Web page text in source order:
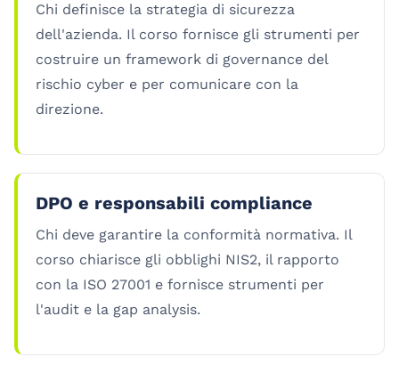
Chi definisce la strategia di sicurezza
dell'azienda. Il corso fornisce gli strumenti per
costruire un framework di governance del
rischio cyber e per comunicare con la
direzione.
DPO e responsabili compliance
Chi deve garantire la conformità normativa. Il
corso chiarisce gli obblighi NIS2, il rapporto
con la ISO 27001 e fornisce strumenti per
l'audit e la gap analysis.